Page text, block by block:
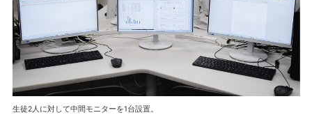
生徒2人に対して中間モニターを1台設置。